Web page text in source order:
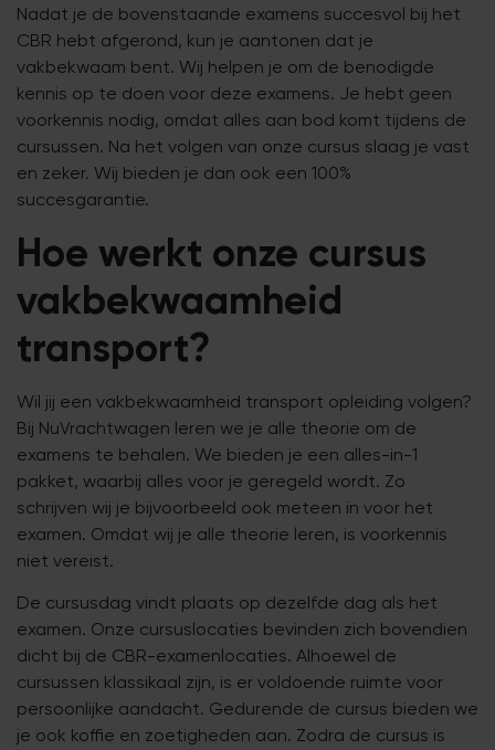
Nadat je de bovenstaande examens succesvol bij het
CBR hebt afgerond, kun je aantonen dat je
vakbekwaam bent. Wij helpen je om de benodigde
kennis op te doen voor deze examens. Je hebt geen
voorkennis nodig, omdat alles aan bod komt tijdens de
cursussen. Na het volgen van onze cursus slaag je vast
en zeker. Wij bieden je dan ook een 100%
succesgarantie.
Hoe werkt onze cursus
vakbekwaamheid
transport?
Wil jij een vakbekwaamheid transport opleiding volgen?
Bij NuVrachtwagen leren we je alle theorie om de
examens te behalen. We bieden je een alles-in-1
pakket, waarbij alles voor je geregeld wordt. Zo
schrijven wij je bijvoorbeeld ook meteen in voor het
examen. Omdat wij je alle theorie leren, is voorkennis
niet vereist.
De cursusdag vindt plaats op dezelfde dag als het
examen. Onze cursuslocaties bevinden zich bovendien
dicht bij de CBR-examenlocaties. Alhoewel de
cursussen klassikaal zijn, is er voldoende ruimte voor
persoonlijke aandacht. Gedurende de cursus bieden we
je ook koffie en zoetigheden aan. Zodra de cursus is